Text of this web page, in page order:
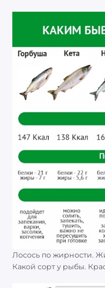
Лосось по жирности.
Какой сорт у рыбы.